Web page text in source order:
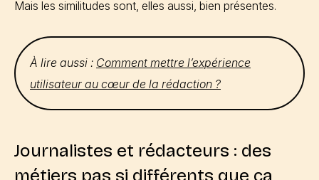
Mais les similitudes sont, elles aussi, bien présentes.
À lire aussi : Comment mettre l’expérience
utilisateur au cœur de la rédaction ?
Journalistes et rédacteurs : des
métiers pas si différents que ça